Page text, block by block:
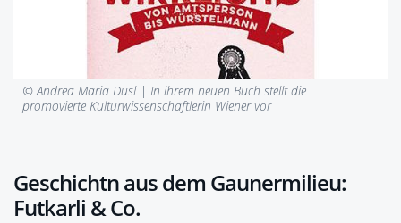
© Andrea Maria Dusl | In ihrem neuen Buch stellt die
promovierte Kulturwissenschaftlerin Wiener vor
Geschichtn aus dem Gaunermilieu:
Futkarli & Co.